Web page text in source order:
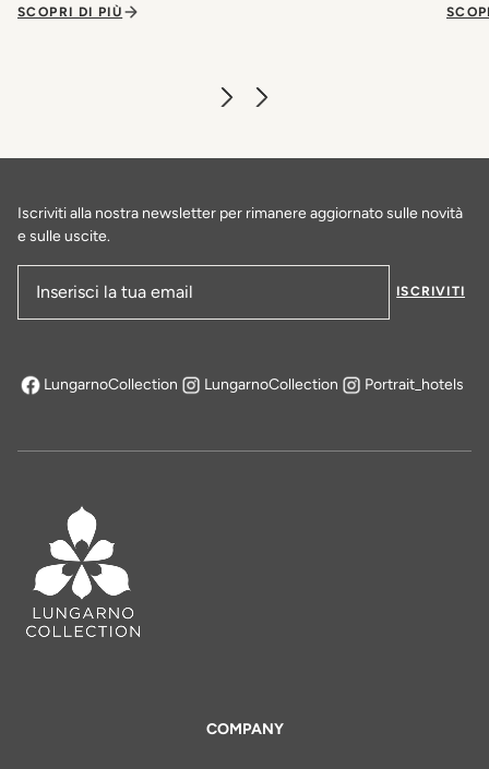
SCOPRI DI PIÙ
COMPANY
Iscriviti alla nostra newsletter per rimanere aggiornato sulle novità
e sulle uscite.
ISCRIVITI
LungarnoCollection
si apre in una nuova scheda
LungarnoCollection Portrait_hotels